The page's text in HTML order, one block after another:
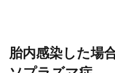
胎内感染した場